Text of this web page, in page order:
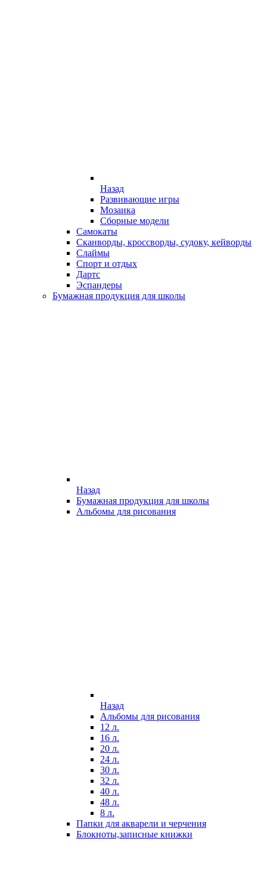
Назад
Развивающие игры
Мозаика
Сборные модели
Самокаты
Сканворды, кроссворды, судоку, кейворды
Слаймы
Спорт и отдых
Дартс
Эспандеры
Бумажная продукция для школы
Назад
Бумажная продукция для школы
Альбомы для рисования
Назад
Альбомы для рисования
12 л.
16 л.
20 л.
24 л.
30 л.
32 л.
40 л.
48 л.
8 л.
Папки для акварели и черчения
Блокноты,записные книжки